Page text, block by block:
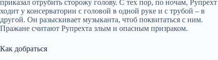
приказал отрубить сторожу голову. С тех пор, по ночам, Рупрехт
ходит у консерватории с головой в одной руке и с трубой – в
другой. Он разыскивает музыканта, чтоб поквитаться с ним.
Пражане считают Рупрехта злым и опасным призраком.
Как добраться